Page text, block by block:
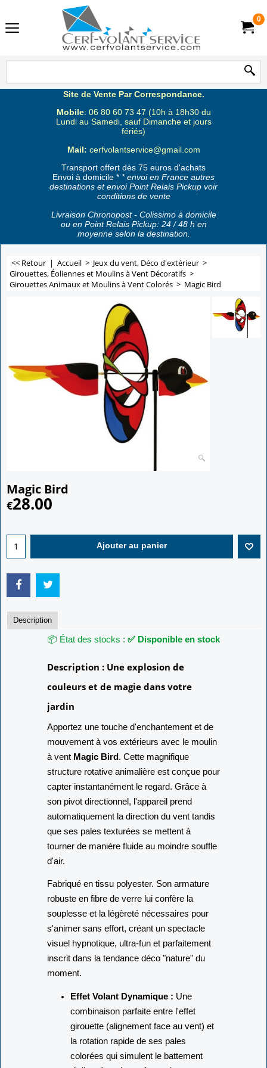
0
Site de Vente Par Correspondance.
Mobile: 06 80 60 73 47 (10h à 18h30 du
Lundi au Samedi, sauf Dimanche et jours
fériés)
Mail: cerfvolantservice@gmail.com
Transport offert dès 75 euros d'achats
Envoi à domicile * * envoi en France autres
destinations et envoi Point Relais Pickup voir
conditions de vente
Livraison Chronopost - Colissimo à domicile
ou en Point Relais Pickup: 24 / 48 h en
moyenne selon la destination.
<< Retour | Accueil > Jeux du vent, Déco d'extérieur >
Girouettes, Éoliennes et Moulins à Vent Décoratifs >
Girouettes Animaux et Moulins à Vent Colorés > Magic Bird
Magic Bird
€28.00
Ajouter au panier
Description
📦 État des stocks : ✅ Disponible en stock
Description : Une explosion de
couleurs et de magie dans votre
jardin
Apportez une touche d'enchantement et de
mouvement à vos extérieurs avec le moulin
à vent Magic Bird. Cette magnifique
structure rotative animalière est conçue pour
capter instantanément le regard. Grâce à
son pivot directionnel, l'appareil prend
automatiquement la direction du vent tandis
que ses pales texturées se mettent à
tourner de manière fluide au moindre souffle
d'air.
Fabriqué en tissu polyester. Son armature
robuste en fibre de verre lui confère la
souplesse et la légèreté nécessaires pour
s'animer sans effort, créant un spectacle
visuel hypnotique, ultra-fun et parfaitement
inscrit dans la tendance déco "nature" du
moment.
Effet Volant Dynamique : Une
combinaison parfaite entre l'effet
girouette (alignement face au vent) et
la rotation rapide de ses pales
colorées qui simulent le battement